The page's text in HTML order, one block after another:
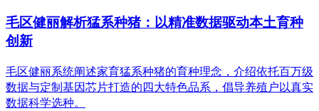
毛区健丽解析猛系种猪：以精准数据驱动本土育种
创新
毛区健丽系统阐述家育猛系种猪的育种理念，介绍依托百万级
数据与定制基因芯片打造的四大特色品系，倡导养殖户以真实
数据科学选种。